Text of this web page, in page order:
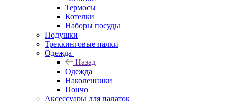
Термосы
Котелки
Наборы посуды
Подушки
Треккинговые палки
Одежда
Назад
Одежда
Наколенники
Пончо
Аксессуары для палаток